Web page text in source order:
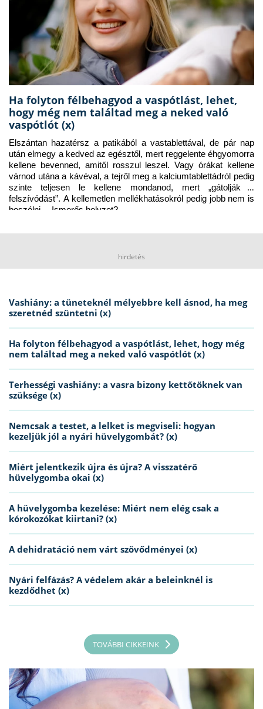
Ha folyton félbehagyod a vaspótlást, lehet,
hogy még nem találtad meg a neked való
vaspótlót (x)
Elszántan hazatérsz a patikából a vastablettával, de pár nap
után elmegy a kedved az egésztől, mert reggelente éhgyomorra
kellene bevenned, amitől rosszul leszel. Vagy órákat kellene
várnod utána a kávéval, a tejről meg a kalciumtablettádról pedig
szinte teljesen le kellene mondanod, mert „gátolják a
felszívódást”. A kellemetlen mellékhatásokról pedig jobb nem is
beszélni… Ismerős helyzet?
hirdetés
Vashiány: a tüneteknél mélyebbre kell ásnod, ha meg
szeretnéd szüntetni (x)
Ha folyton félbehagyod a vaspótlást, lehet, hogy még
nem találtad meg a neked való vaspótlót (x)
Terhességi vashiány: a vasra bizony kettőtöknek van
szüksége (x)
Nemcsak a testet, a lelket is megviseli: hogyan
kezeljük jól a nyári hüvelygombát? (x)
Miért jelentkezik újra és újra? A visszatérő
hüvelygomba okai (x)
A hüvelygomba kezelése: Miért nem elég csak a
kórokozókat kiirtani? (x)
A dehidratáció nem várt szövődményei (x)
Nyári felfázás? A védelem akár a beleinknél is
kezdődhet (x)
TOVÁBBI CIKKEINK